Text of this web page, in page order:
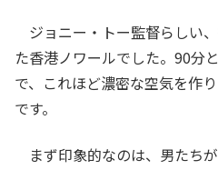
ジョニー・トー監督らしい
た香港ノワールでした。90分
で、これほど濃密な空気を作
です。
まず印象的なのは、男たち